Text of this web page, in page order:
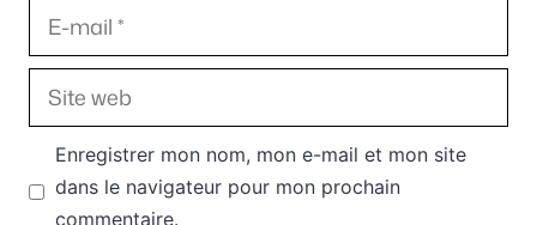
E-
mail
Site
web
Enregistrer mon nom, mon e-mail et mon site
dans le navigateur pour mon prochain
commentaire.